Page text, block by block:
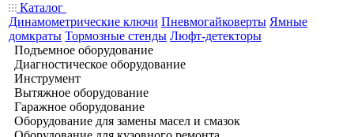
Каталог
Динамометрические ключи Пневмогайковерты Ямные
домкраты Тормозные стенды Люфт-детекторы
Подъемное оборудование
Диагностическое оборудование
Инструмент
Вытяжное оборудование
Гаражное оборудование
Оборудование для замены масел и смазок